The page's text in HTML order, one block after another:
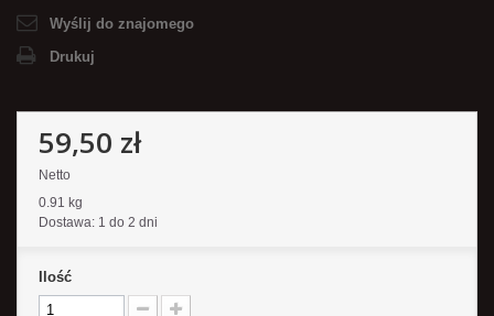
Wyślij do znajomego
Drukuj
59,50 zł
Netto
0.91 kg
Dostawa: 1 do 2 dni
Ilość